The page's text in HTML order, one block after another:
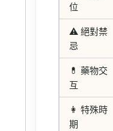
位
⚠️ 絕對禁
忌
💊 藥物交
互
👩 特殊時
期